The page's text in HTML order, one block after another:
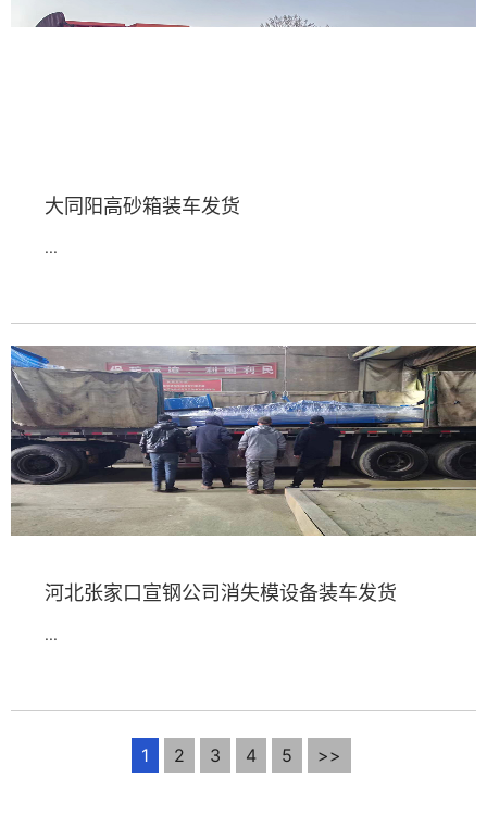
大同阳高砂箱装车发货
...
河北张家口宣钢公司消失模设备装车发货
...
1 2 3 4 5 >>